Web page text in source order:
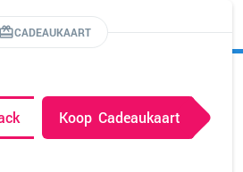
CADEAUKAART
Koop Cadeaukaart